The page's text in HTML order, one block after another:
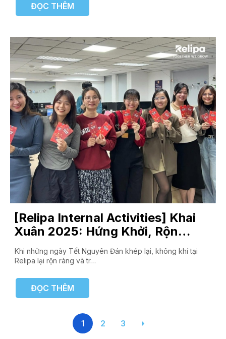
ĐỌC THÊM
[Relipa Internal Activities] Khai
Xuân 2025: Hứng Khởi, Rộn
Ràng, Phát Lộc Ngập Tràn
Khi những ngày Tết Nguyên Đán khép lại, không khí tại
Relipa lại rộn ràng và tr…
ĐỌC THÊM
1 2 3